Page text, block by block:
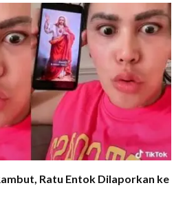
Ratu Entok Dilaporkan ke